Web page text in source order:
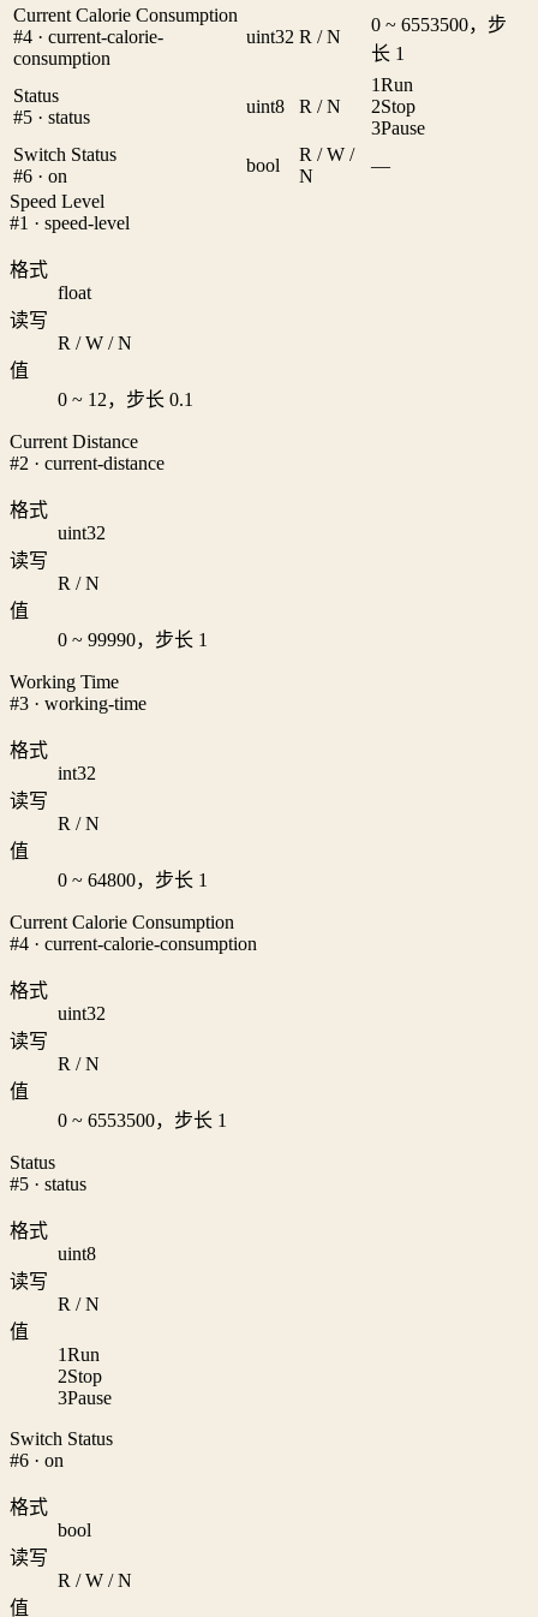
Current Calorie Consumption
#4 · current-calorie-
consumption
uint32 R / N
0 ~ 6553500，步
长 1
Status
#5 · status
uint8 R / N
1Run
2Stop
3Pause
Switch Status
#6 · on
bool
R / W /
N
—
Speed Level
#1 · speed-level
格式
float
读写
R / W / N
值
0 ~ 12，步长 0.1
Current Distance
#2 · current-distance
格式
uint32
读写
R / N
值
0 ~ 99990，步长 1
Working Time
#3 · working-time
格式
int32
读写
R / N
值
0 ~ 64800，步长 1
Current Calorie Consumption
#4 · current-calorie-consumption
格式
uint32
读写
R / N
值
0 ~ 6553500，步长 1
Status
#5 · status
格式
uint8
读写
R / N
值
1Run
2Stop
3Pause
Switch Status
#6 · on
格式
bool
读写
R / W / N
值